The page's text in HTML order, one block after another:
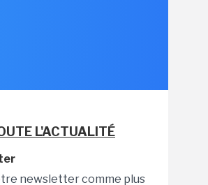
L'ACTUALITÉ
newsletter comme plus